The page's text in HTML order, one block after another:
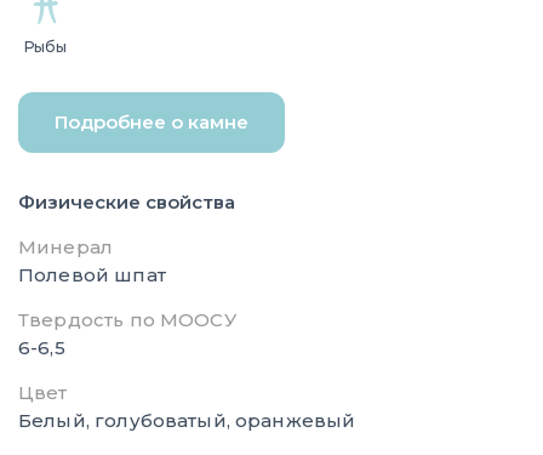
Рыбы
Подробнее о камне
Физические свойства
Минерал
Полевой шпат
Твердость по МООСУ
6-6,5
Цвет
Белый, голубоватый, оранжевый